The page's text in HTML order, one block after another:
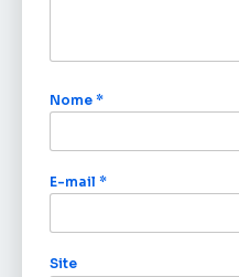
Nome *
E-mail *
Site